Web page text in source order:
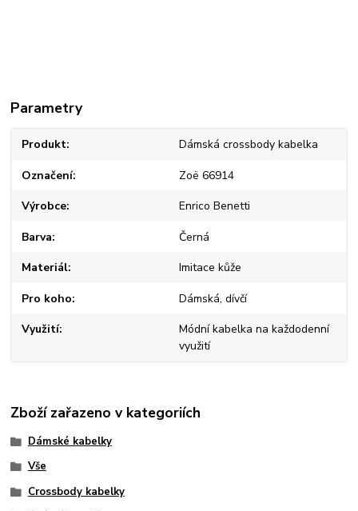
Parametry
Produkt Dámská crossbody kabelka
Označení Zoë 66914
Výrobce Enrico Benetti
Barva Černá
Materiál Imitace kůže
Pro koho Dámská, dívčí
Využití
Módní kabelka na každodenní
využití
Zboží zařazeno v kategoriích
Dámské kabelky
Vše
Crossbody kabelky